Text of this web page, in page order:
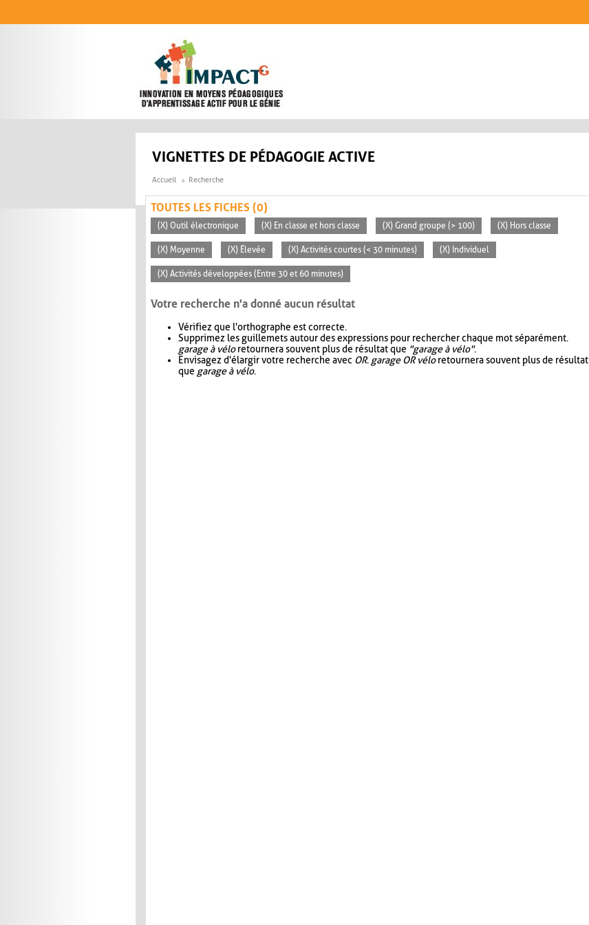
VIGNETTES DE PÉDAGOGIE ACTIVE
Accueil Recherche
TOUTES LES FICHES (0)
(X) Outil électronique (X) En classe et hors classe (X) Grand groupe (> 100) (X) Hors classe
(X) Moyenne (X) Élevée (X) Activités courtes (< 30 minutes) (X) Individuel
(X) Activités développées (Entre 30 et 60 minutes)
Votre recherche n'a donné aucun résultat
Vérifiez que l'orthographe est correcte.
Supprimez les guillemets autour des expressions pour rechercher chaque mot séparément.
garage à véloretournera souvent plus de résultat que "garage à vélo".
Envisagez d'élargir votre recherche avec OR. garage OR véloretournera souvent plus de résultat
que garage à vélo.